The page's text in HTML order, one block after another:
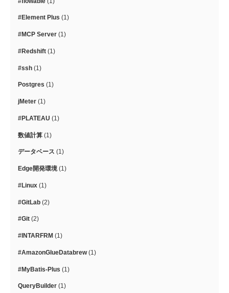
#Element Plus (1)
#MCP Server (1)
#Redshift (1)
#ssh (1)
Postgres (1)
jMeter (1)
#PLATEAU (1)
数値計算 (1)
データベース (1)
Edge開発環境 (1)
#Linux (1)
#GitLab (2)
#Git (2)
#INTARFRM (1)
#AmazonGlueDatabrew(1)
#MyBatis-Plus (1)
QueryBuilder (1)